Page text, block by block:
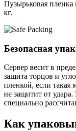
Пузырьковая пленка
кг.
Безопасная
Сервер весит в
защита торцов и
пленкой, если такая
не защитит от
специально
Как